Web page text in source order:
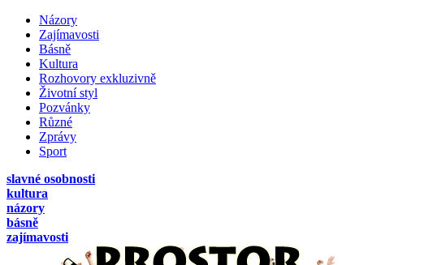
Názory
Zajímavosti
Básně
Kultura
Rozhovory exkluzivně
Životní styl
Pozvánky
Různé
Zprávy
Sport
slavné osobnosti
kultura
názory
básně
zajímavosti